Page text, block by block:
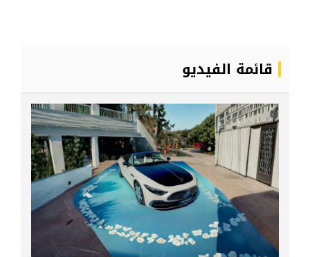
قائمة الفيديو